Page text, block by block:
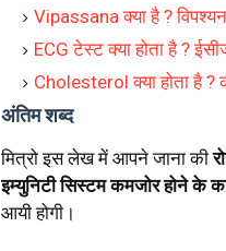
Vipassana क्या है ?
ECG टेस्ट क्या होता है ?
Cholesterol क्या होता है
अंतिम शब्द
मित्रो इस लेख में आपने जाना की
इम्युनिटी सिस्टम कमजोर होने के
आयी होगी।